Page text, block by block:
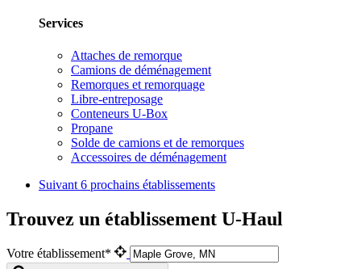
Services
Attaches de remorque
Camions de déménagement
Remorques et remorquage
Libre-entreposage
Conteneurs U-Box
Propane
Solde de camions et de remorques
Accessoires de déménagement
Suivant 6 prochains établissements
Trouvez un établissement U-Haul
Votre établissement*